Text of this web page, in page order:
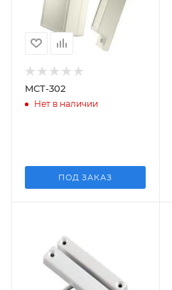
MCT-302
Нет в наличии
ПОД ЗАКАЗ